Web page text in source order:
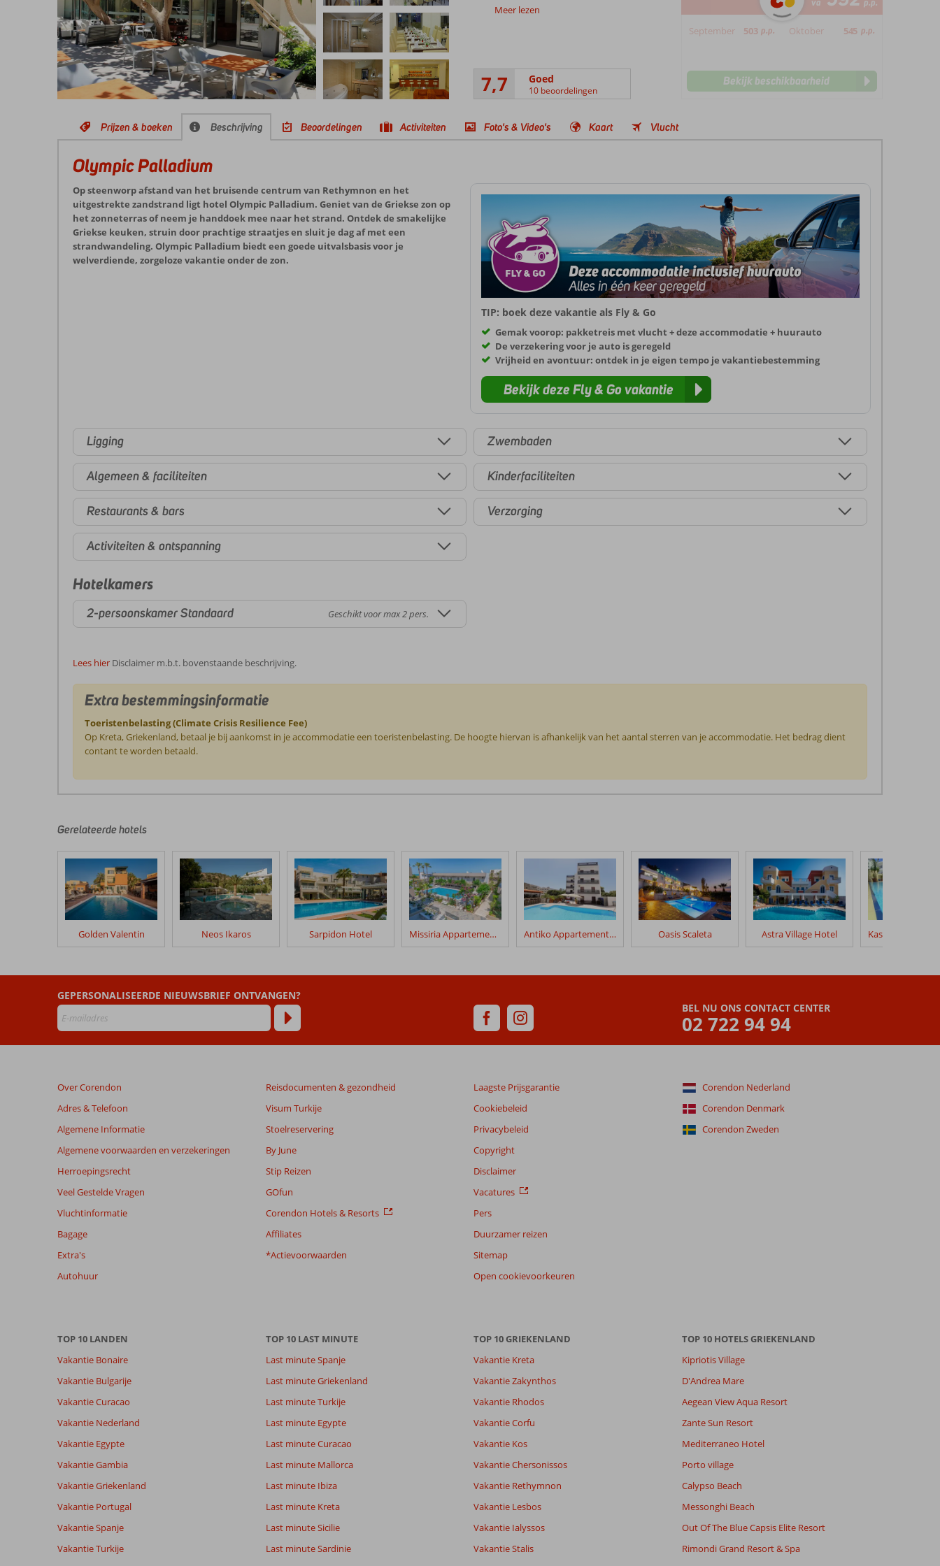
Meer lezen
7,7 Goed
10 beoordelingen
va p.p.
September 503 p.p. Oktober 545 p.p.
Bekijk beschikbaarheid
Prijzen & boeken Beschrijving Beoordelingen Activiteiten Foto's & Video's Kaart Vlucht
Olympic Palladium
Op steenworp afstand van het bruisende centrum van Rethymnon en het
uitgestrekte zandstrand ligt hotel Olympic Palladium. Geniet van de Griekse zon op
het zonneterras of neem je handdoek mee naar het strand. Ontdek de smakelijke
Griekse keuken, struin door prachtige straatjes en sluit je dag af met een
strandwandeling. Olympic Palladium biedt een goede uitvalsbasis voor je
welverdiende, zorgeloze vakantie onder de zon.
TIP: boek deze vakantie als Fly & Go
Gemak voorop: pakketreis met vlucht + deze accommodatie + huurauto
De verzekering voor je auto is geregeld
Vrijheid en avontuur: ontdek in je eigen tempo je vakantiebestemming
Bekijk deze Fly & Go vakantie
Ligging
Algemeen & faciliteiten
Restaurants & bars
Activiteiten & ontspanning
Zwembaden
Kinderfaciliteiten
Verzorging
Hotelkamers
2-persoonskamer Standaard Geschikt voor max 2 pers.
Lees hier Disclaimer m.b.t. bovenstaande beschrijving.
Extra bestemmingsinformatie
Toeristenbelasting (Climate Crisis Resilience Fee)
Op Kreta, Griekenland, betaal je bij aankomst in je accommodatie een toeristenbelasting. De hoogte hiervan is afhankelijk van het aantal sterren van je accommodatie. Het bedrag dient
contant te worden betaald.
door
klanten
geschreven
na
hun
verblijf
Olympic
Beoordelingen
die
ouder
zijn
dan
worden
niet
meer
weergegeven
de
relevantie
van
de
getoonde
Totale score
Gebaseerd op:
107,7
Goed
Eten
6,0
Kindvriendelijk
-
Wifi kwaliteit 7,7
Ervaringen
van onze
klanten
Filter reisgezelschap
Alle
Sorteren op
datum (nieuw > oud)
7,0OverAlgemene indruk
Gerelateerde hotels
Golden Valentin Neos Ikaros Sarpidon Hotel Missiria Appartementen Antiko Appartementen Oasis Scaleta Astra Village Hotel
BEL NU ONS CONTACT CENTER
02 722 94 94
GEPERSONALISEERDE NIEUWSBRIEF ONTVANGEN?
Over Corendon
Adres & Telefoon
Algemene Informatie
Algemene voorwaarden en verzekeringen
Herroepingsrecht
Veel Gestelde Vragen
Vluchtinformatie
Bagage
Extra's
Autohuur
Reisdocumenten & gezondheid
Visum Turkije
Stoelreservering
By June
Stip Reizen
GOfun
Corendon Hotels & Resorts
Affiliates
*Actievoorwaarden
Laagste Prijsgarantie
Cookiebeleid
Privacybeleid
Copyright
Disclaimer
Vacatures
Pers
Duurzamer reizen
Sitemap
Open cookievoorkeuren
Corendon Nederland
Corendon Denmark
Corendon Zweden
TOP 10 LANDEN
Vakantie Bonaire
Vakantie Bulgarije
Vakantie Curacao
Vakantie Nederland
Vakantie Egypte
Vakantie Gambia
Vakantie Griekenland
Vakantie Portugal
Vakantie Spanje
Vakantie Turkije
TOP 10 LAST MINUTE
Last minute Spanje
Last minute Griekenland
Last minute Turkije
Last minute Egypte
Last minute Curacao
Last minute Mallorca
Last minute Ibiza
Last minute Kreta
Last minute Sicilie
Last minute Sardinie
TOP 10 GRIEKENLAND
Vakantie Kreta
Vakantie Zakynthos
Vakantie Rhodos
Vakantie Corfu
Vakantie Kos
Vakantie Chersonissos
Vakantie Rethymnon
Vakantie Lesbos
Vakantie Ialyssos
Vakantie Stalis
TOP 10 HOTELS GRIEKENLAND
Kipriotis Village
D'Andrea Mare
Aegean View Aqua Resort
Zante Sun Resort
Mediterraneo Hotel
Porto village
Calypso Beach
Messonghi Beach
Out Of The Blue Capsis Elite Resort
Rimondi Grand Resort & Spa